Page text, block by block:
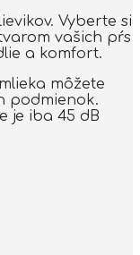
Vyberte si
vašich pŕs
a komfort.
môžete
podmienok.
je iba 45 dB